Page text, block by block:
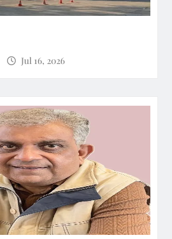
Jul 16, 2026